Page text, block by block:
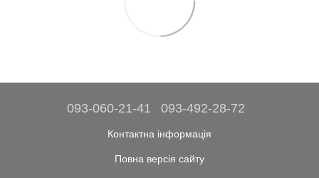
093-060-21-41 093-492-28-72
Контактна інформація
Повна версія сайту